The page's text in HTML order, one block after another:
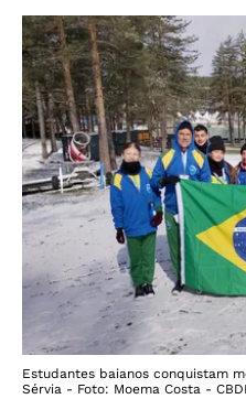
Estudantes baianos conquistam
Sérvia - Foto: Moema Costa -